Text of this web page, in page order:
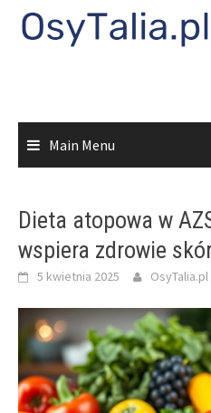
Main Menu
Dieta atopowa w
wspiera zdrowie
5 kwietnia 2025 OsyTalia.pl